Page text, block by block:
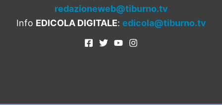
redazioneweb@tiburno.tv
Info EDICOLA DIGITALE: edicola@tiburno.tv